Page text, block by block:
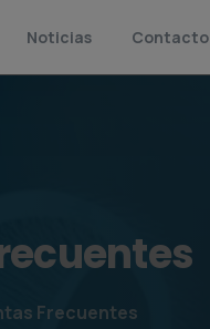
Noticias Contacto
Frecuentes